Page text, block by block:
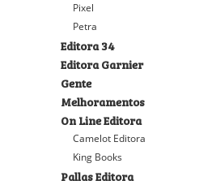
Pixel
Petra
Editora 34
Editora Garnier
Gente
Melhoramentos
On Line Editora
Camelot Editora
King Books
Pallas Editora